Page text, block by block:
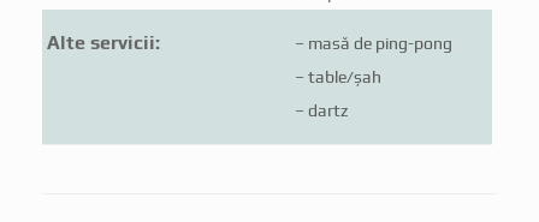
Alte servicii:
– masă de ping-pong
– table/șah
– dartz